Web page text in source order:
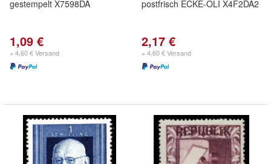
gestempelt X7598DA
1,09 €
+ 4,60 € Versand
postfrisch ECKE-OLI X4F2DA2
2,17 €
+ 4,60 € Versand